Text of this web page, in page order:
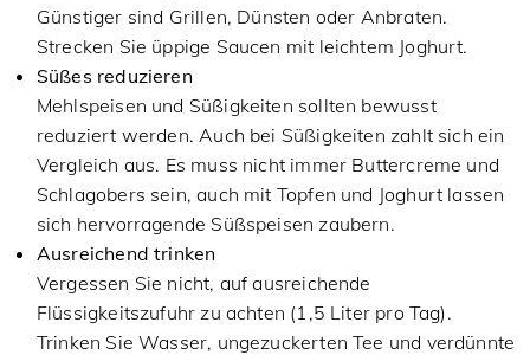
Günstiger sind Grillen, Dünsten oder Anbraten.
Strecken Sie üppige Saucen mit leichtem Joghurt.
Süßes reduzieren
Mehlspeisen und Süßigkeiten sollten bewusst
reduziert werden. Auch bei Süßigkeiten zahlt sich ein
Vergleich aus. Es muss nicht immer Buttercreme und
Schlagobers sein, auch mit Topfen und Joghurt lassen
sich hervorragende Süßspeisen zaubern.
Ausreichend trinken
Vergessen Sie nicht, auf ausreichende
Flüssigkeitszufuhr zu achten (1,5 Liter pro Tag).
Trinken Sie Wasser, ungezuckerten Tee und verdünnte